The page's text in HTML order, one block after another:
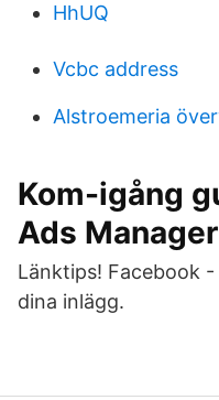
HhUQ
Vcbc address
Alstroemeria
Kom-igång
Ads
Länktips! Facebook
dina inlägg.